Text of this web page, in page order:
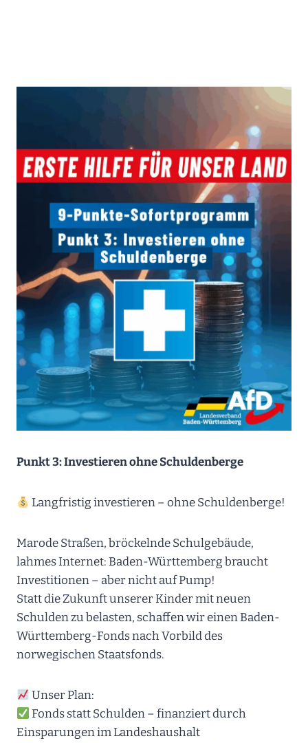
Punkt 3: Investieren ohne Schuldenberge
Langfristig investieren – ohne Schuldenberge!
Marode Straßen, bröckelnde Schulgebäude,
lahmes Internet: Baden-Württemberg braucht
Investitionen – aber nicht auf Pump!
Statt die Zukunft unserer Kinder mit neuen
Schulden zu belasten, schaffen wir einen Baden-
Württemberg-Fonds nach Vorbild des
norwegischen Staatsfonds.
Unser Plan:
Fonds statt Schulden – finanziert durch
Einsparungen im Landeshaushalt